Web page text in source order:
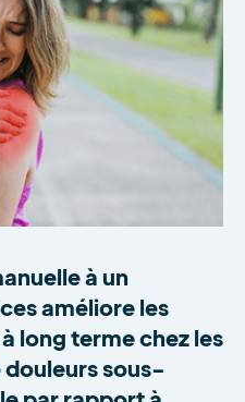
à un
améliore les
long terme chez les
sous-